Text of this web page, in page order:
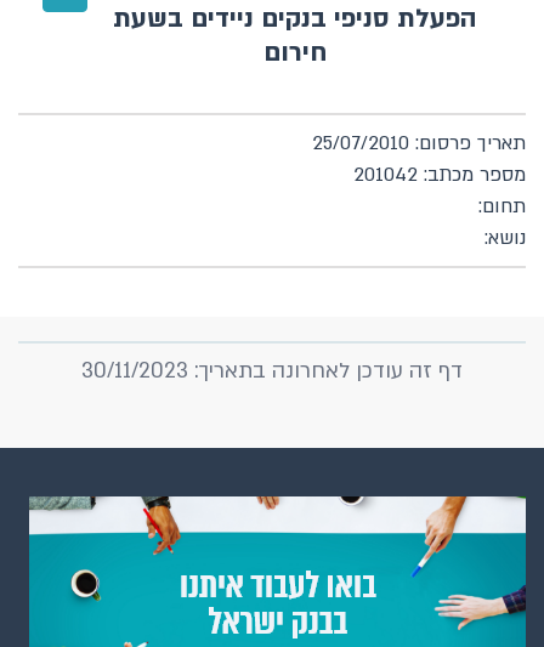
הפעלת סניפי בנקים ניידים בשעת
חירום
תאריך פרסום: 25/07/2010
מספר מכתב: 201042
תחום:
נושא:
דף זה עודכן לאחרונה בתאריך: 30/11/2023